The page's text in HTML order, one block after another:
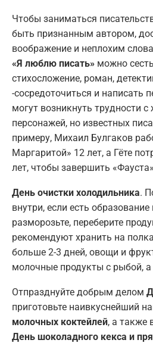
Чтобы заниматься
быть признанным автором,
воображение и неплохим
«Я люблю писать» можно
стихосложение, роман,
-сосредоточиться и написать
могут возникнуть трудности
персонажей, но известных
примеру, Михаил Булгаков
Маргаритой» 12 лет, а Гёте
лет, чтобы завершить
День очистки холодильника.
внутри, если есть
разморозьте, переберите
рекомендуют хранить на
больше 2-3 дней, овощи и
молочные продукты с рыбой,
Отпразднуйте добрым делом
приготовьте наивкуснейший
молочных коктейлей, а также
День шоколадного кекса и